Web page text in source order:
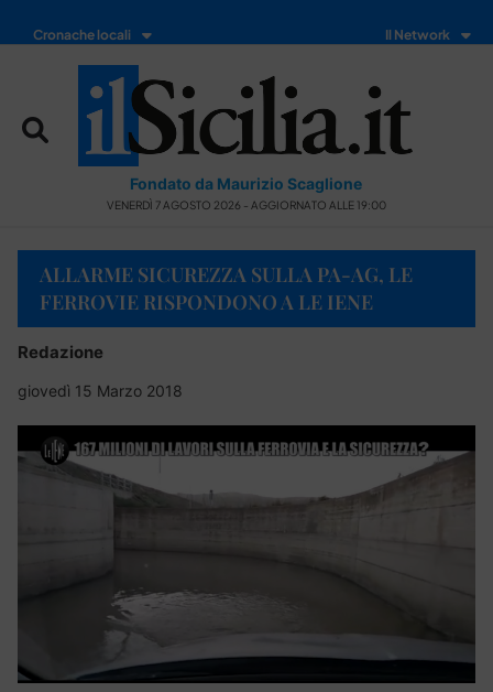
Cronache locali Il Network
Fondato da Maurizio Scaglione
VENERDÌ 7 AGOSTO 2026 - AGGIORNATO ALLE 19:00
ALLARME SICUREZZA SULLA PA-AG, LE
FERROVIE RISPONDONO A LE IENE
Redazione
giovedì 15 Marzo 2018